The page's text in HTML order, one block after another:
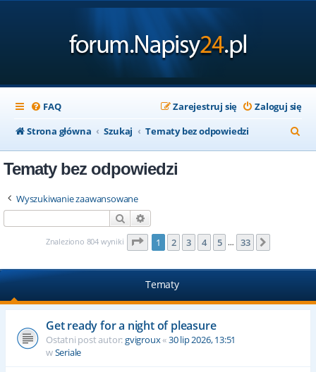
FAQ Zaloguj się
Zarejestruj się
Strona główna
Szukaj Tematy bez odpowiedzi
z
Tematy bez odpowiedzi
Wyszukiwanie zaawansowane
Szukaj
Znaleziono 804 wyniki Strona1 z33
1 2 3 4 5 … 33
Tematy
Get ready for a night of pleasure
Ostatni post autor:gvigroux«30 lip 2026, 13:51
wSeriale